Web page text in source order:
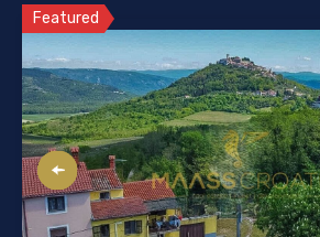
Featured